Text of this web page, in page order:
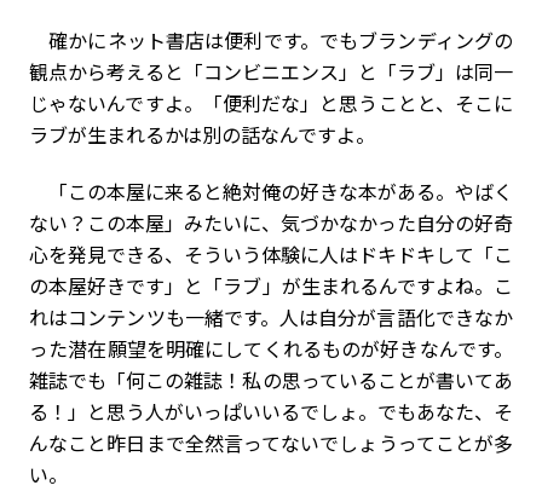
確かにネット書店は便利です。でもブランディングの
観点から考えると「コンビニエンス」と「ラブ」は同一
じゃないんですよ。「便利だな」と思うことと、そこに
ラブが生まれるかは別の話なんですよ。
「この本屋に来ると絶対俺の好きな本がある。やばく
ない？この本屋」みたいに、気づかなかった自分の好奇
心を発見できる、そういう体験に人はドキドキして「こ
の本屋好きです」と「ラブ」が生まれるんですよね。こ
れはコンテンツも一緒です。人は自分が言語化できなか
った潜在願望を明確にしてくれるものが好きなんです。
雑誌でも「何この雑誌！私の思っていることが書いてあ
る！」と思う人がいっぱいいるでしょ。でもあなた、そ
んなこと昨日まで全然言ってないでしょうってことが多
い。